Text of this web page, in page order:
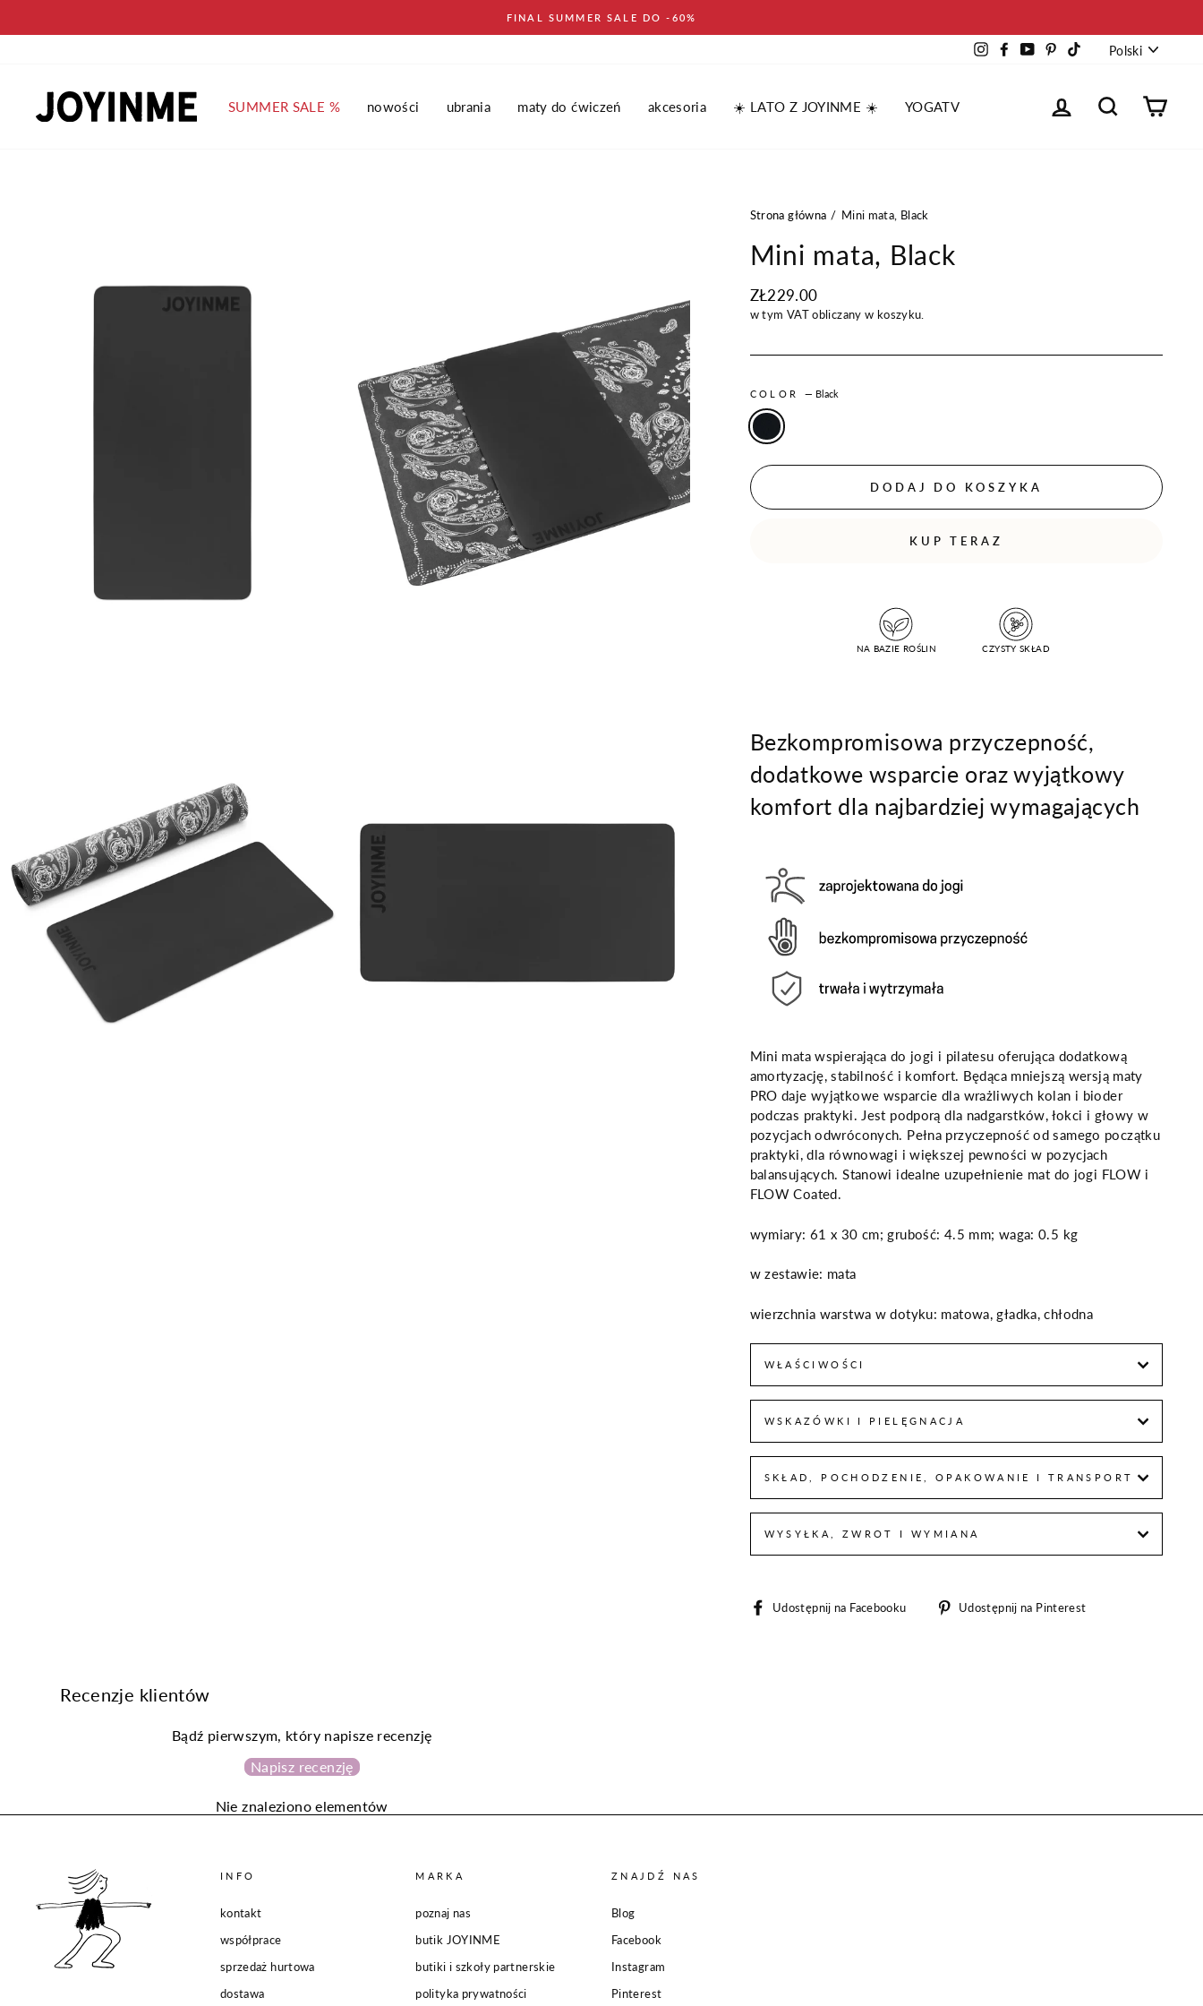
FINAL SUMMER SALE DO -60%
InstagramFacebook
YouTubePinterestTikTokJęzyk
Polski
SUMMER SALE % nowości ubrania maty do ćwiczeń akcesoria ☀️ LATO Z JOYINME ☀️ YOGATV Zaloguj Wyszukaj
Strona główna Mini mata, Black
Mini mata, Black
Regularna
cena
ZŁ229.00
w tym VATobliczany w koszyku.
COLOR — Black
DODAJ DO KOSZYKA
KUP TERAZ
NA BAZIE ROŚLIN CZYSTY SKŁAD
Bezkompromisowa przyczepność,
dodatkowe wsparcie oraz wyjątkowy
komfort dla najbardziej wymagających
Mini mata wspierająca do jogi i pilatesu oferująca dodatkową
amortyzację, stabilność i komfort. Będąca mniejszą wersją maty
PRO daje wyjątkowe wsparcie dla wrażliwych kolan i bioder
podczas praktyki. Jest podporą dla nadgarstków, łokci i głowy w
pozycjach odwróconych. Pełna przyczepność od samego początku
praktyki, dla równowagi i większej pewności w pozycjach
balansujących. Stanowi idealne uzupełnienie mat do jogi FLOW i
FLOW Coated.
wymiary: 61 x 30 cm; grubość: 4.5 mm; waga: 0.5 kg
w zestawie: mata
wierzchnia warstwa w dotyku: matowa, gładka, chłodna
WŁAŚCIWOŚCI
WSKAZÓWKI I PIELĘGNACJA
SKŁAD, POCHODZENIE, OPAKOWANIE I TRANSPORT
WYSYŁKA, ZWROT I WYMIANA
Udostępnij na Facebooku
UdostępnijUdostępnij na Pinterest
Recenzje klientów
Bądź pierwszym, który napisze recenzję
Napisz recenzję
Nie znaleziono elementów
INFO
kontakt
współprace
sprzedaż hurtowa
dostawa
MARKA
poznaj nas
butik JOYINME
butiki i szkoły partnerskie
polityka prywatności
ZNAJDŹ NAS
Blog
Facebook
Instagram
Pinterest